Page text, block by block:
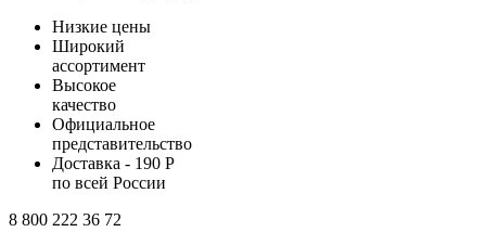
Низкие цены
Широкий
ассортимент
Высокое
качество
Официальное
представительство
Доставка - 190 Р
по всей России
8 800 222 36 72